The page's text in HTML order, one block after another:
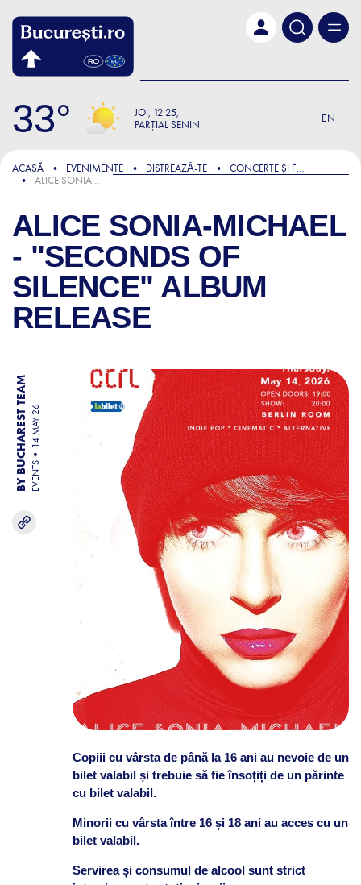
33 JOI 12:25
PARȚIAL SENIN
EN
ACASĂ EVENIMENTE DISTREAZǍ-TE
CONCERTE ȘI FESTIVALURI
ALICE SONIA-MICHAEL - "SECONDS OF SILENCE" ALBUM RELEASE
ALICE SONIA-MICHAEL
- "SECONDS OF
SILENCE" ALBUM
RELEASE
BY BUCHAREST TEAM EVENTS
14 MAY 26
Copiii cu vârsta de până la 16 ani au nevoie de un
bilet valabil și trebuie să fie însoțiți de un părinte
cu bilet valabil.
Minorii cu vârsta între 16 și 18 ani au acces cu un
bilet valabil.
Servirea și consumul de alcool sunt strict